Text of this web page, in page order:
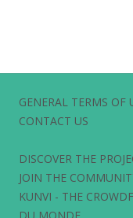
GENERAL TERMS OF
CONTACT US
DISCOVER THE
JOIN THE
KUNVI - THE